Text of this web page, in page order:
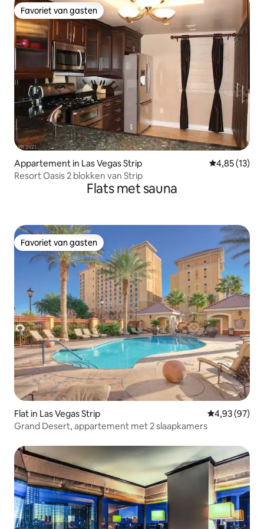
Favoriet van gasten
Favoriet van gasten
Appartement in Las Vegas Strip Gemiddelde
4,85 (13)
Resort Oasis 2 blokken van Strip
Flats met sauna
Favoriet van gasten
Favoriet van gasten
Flat in Las Vegas Strip Gemiddelde
4,93 (97)
Grand Desert, appartement met 2 slaapkamers